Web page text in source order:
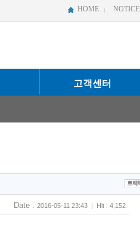
HOME NOTICE
고객센터
Date : 2016-05-11 23:43 | Hit : 4,152